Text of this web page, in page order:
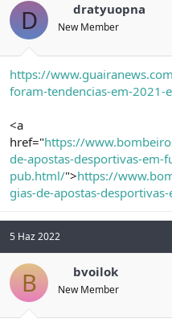
D dratyuopna
New Member
https://
foram-tendencias-em-
<a
href="https://
de-apostas-desportivas-em-
pub.html/">https://
gias-de-apostas-
5 Haz 2022
B bvoilok
New Member